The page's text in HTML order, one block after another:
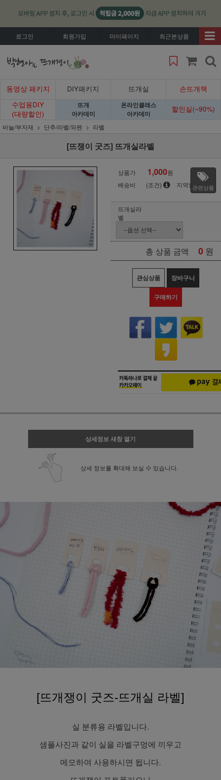
로그인 회원가입 마이페이지 최근본상품
동영상 패키지 DIY패키지 뜨개실
손뜨개책
수업용DIY
(대량할인)
뜨개
아카데미
온라인클래스
아카데미
할인실(~90%)
바늘/부자재 단추/라벨/와펜 라벨
[뜨쟁이 굿즈] 뜨개실라벨
상품가 1,000원
배송비
(조건) 지역별관련상품
뜨개실라
벨
총 상품 금액 0 원
관심상품 장바구니
구매하기
상세정보 새창 열기
상세 정보를 확대해 보실 수 있습니다.
[뜨개쟁이 굿즈-뜨개실 라벨]
실 분류용 라벨입니다.
샘플사진과 같이 실을 라벨구멍에 끼우고
메모하여 사용하시면 됩니다.